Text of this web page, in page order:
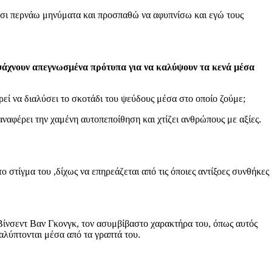
περνάω μηνύματα και προσπαθώ να αφυπνίσω και εγώ τους
απεγνωσμένα πρότυπα για να καλύψουν τα κενά μέσα
να διαλύσει το σκοτάδι του ψεύδους μέσα στο οποίο ζούμε;
την χαμένη αυτοπεποίθηση και χτίζει ανθρώπους με αξίες.
του ,δίχως να επηρεάζεται από τις όποιες αντίξοες συνθήκες
Βαν Γκονγκ, τον ασυμβίβαστο χαρακτήρα του, όπως αυτός
μέσα από τα γραπτά του.